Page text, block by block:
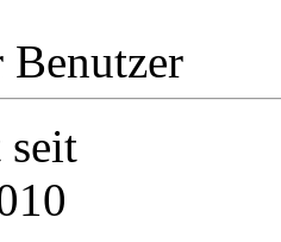
Benutzer
seit